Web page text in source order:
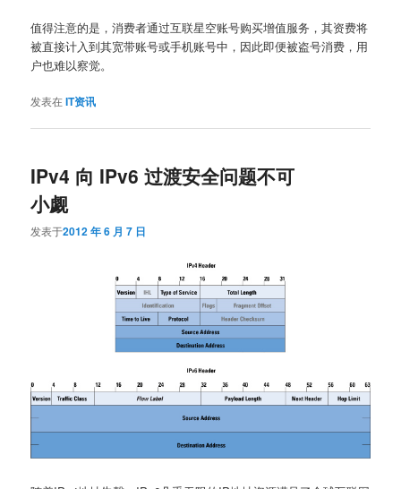
值得注意的是，消费者通过互联星空账号购买增值服务，其资费将
被直接计入到其宽带账号或手机账号中，因此即便被盗号消费，用
户也难以察觉。
发表在IT资讯
IPv4 向 IPv6 过渡安全问题不可
小觑
发表于2012 年 6 月 7 日